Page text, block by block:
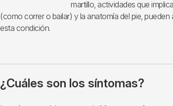
martillo, actividades que
(como correr o bailar) y la anatomía del pie, pueden
esta condición.
¿Cuáles son los síntomas?